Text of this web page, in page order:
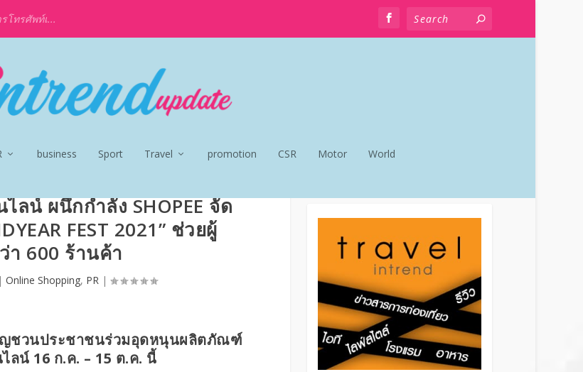
โทรศัพท์เ...
business Sport Travel promotion CSR Motor World
ลน์ ผนึกกำลัง SHOPEE จัด
FEST 2021” ช่วยผู้
า 600 ร้านค้า
| Online Shopping, PR|
ญชวนประชาชนร่วมอุดหนุนผลิตภัณฑ์
น์ 16 ก.ค. – 15 ต.ค. นี้